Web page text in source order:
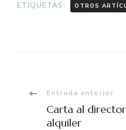
ETIQUETAS: OTROS
Entrada anterior
Carta al
alquiler